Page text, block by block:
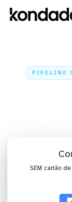
PIPELINE
SEM cartão